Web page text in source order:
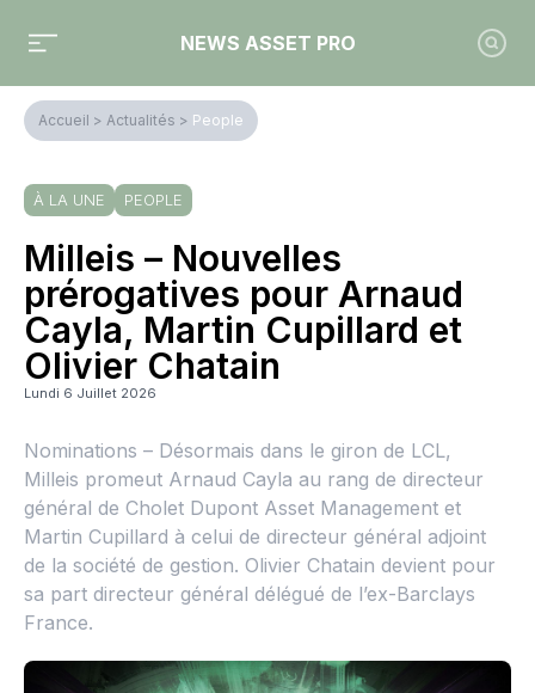
NEWS ASSET PRO
Accueil > Actualités > People
À LA UNE PEOPLE
Milleis – Nouvelles
prérogatives pour Arnaud
Cayla, Martin Cupillard et
Olivier Chatain
Lundi 6 Juillet 2026
Nominations – Désormais dans le giron de LCL,
Milleis promeut Arnaud Cayla au rang de directeur
général de Cholet Dupont Asset Management et
Martin Cupillard à celui de directeur général adjoint
de la société de gestion. Olivier Chatain devient pour
sa part directeur général délégué de l’ex-Barclays
France.